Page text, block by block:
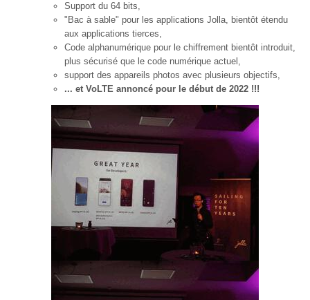
Support du 64 bits,
"Bac à sable" pour les applications Jolla, bientôt étendu
aux applications tierces,
Code alphanumérique pour le chiffrement bientôt introduit,
plus sécurisé que le code numérique actuel,
support des appareils photos avec plusieurs objectifs,
... et VoLTE annoncé pour le début de 2022 !!!